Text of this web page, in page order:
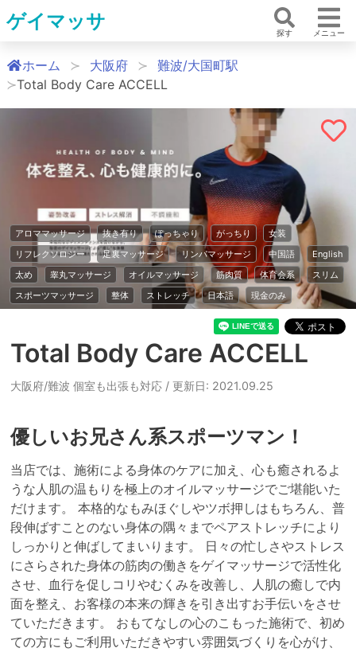
ゲイマッサ
探す メニュー
ホーム 大阪府
難波/大国町駅
Total Body Care ACCELL
アロママッサージ 抜き有り ぽっちゃり がっちり
女装
リフレクソロジー
足裏マッサージ リンパマッサージ 中国語
English
太め
睾丸マッサージ オイルマッサージ 筋肉質 体育会系
スリム
スポーツマッサージ
整体 ストレッチ 日本語 現金のみ
Total Body Care ACCELL
大阪府/難波 個室も出張も対応 / 更新日: 2021.09.25
優しいお兄さん系スポーツマン！
当店では、施術による身体のケアに加え、心も癒されるよ
うな人肌の温もりを極上のオイルマッサージでご堪能いた
だけます。 本格的なもみほぐしやツボ押しはもちろん、普
段伸ばすことのない身体の隅々までペアストレッチにより
しっかりと伸ばしてまいります。 日々の忙しさやストレス
にさらされた身体の筋肉の働きをゲイマッサージで活性化
させ、血行を促しコリやむくみを改善し、人肌の癒しで内
面を整え、お客様の本来の輝きを引き出すお手伝いをさせ
ていただきます。 おもてなしの心のこもった施術で、初め
ての方にもご利用いただきやすい雰囲気づくりを心がけ、